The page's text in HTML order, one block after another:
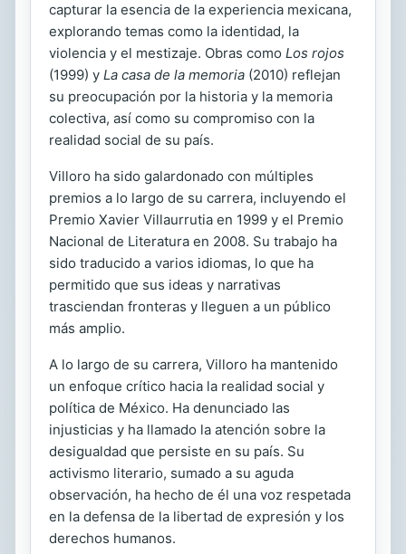
capturar la esencia de la experiencia mexicana,
explorando temas como la identidad, la
violencia y el mestizaje. Obras como Los rojos
(1999) y La casa de la memoria (2010) reflejan
su preocupación por la historia y la memoria
colectiva, así como su compromiso con la
realidad social de su país.
Villoro ha sido galardonado con múltiples
premios a lo largo de su carrera, incluyendo el
Premio Xavier Villaurrutia en 1999 y el Premio
Nacional de Literatura en 2008. Su trabajo ha
sido traducido a varios idiomas, lo que ha
permitido que sus ideas y narrativas
trasciendan fronteras y lleguen a un público
más amplio.
A lo largo de su carrera, Villoro ha mantenido
un enfoque crítico hacia la realidad social y
política de México. Ha denunciado las
injusticias y ha llamado la atención sobre la
desigualdad que persiste en su país. Su
activismo literario, sumado a su aguda
observación, ha hecho de él una voz respetada
en la defensa de la libertad de expresión y los
derechos humanos.